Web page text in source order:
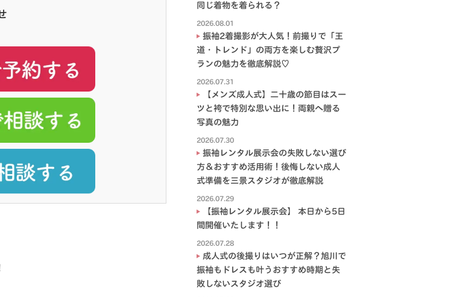
同じ着物を着られる？
2026.08.01
振袖2着撮影が大人気！前撮りで「王
道・トレンド」の両方を楽しむ贅沢プ
ランの魅力を徹底解説♡
2026.07.31
【メンズ成人式】二十歳の節目はスー
ツと袴で特別な思い出に！両親へ贈る
写真の魅力
2026.07.30
振袖レンタル展示会の失敗しない選び
方＆おすすめ活用術！後悔しない成人
式準備を三景スタジオが徹底解説
2026.07.29
【振袖レンタル展示会】 本日から5日
間開催いたします！！
2026.07.28
成人式の後撮りはいつが正解？旭川で
振袖もドレスも叶うおすすめ時期と失
敗しないスタジオ選び